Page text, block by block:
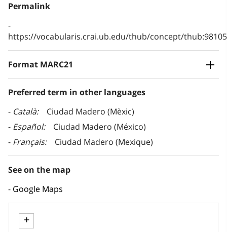
Permalink
https://vocabularis.crai.ub.edu/thub/concept/
Format MARC21
Preferred term in other languages
Català
Ciudad Madero (Mèxic)
Español
Ciudad Madero (México)
Français
Ciudad Madero (Mexique)
See on the map
Google Maps
+